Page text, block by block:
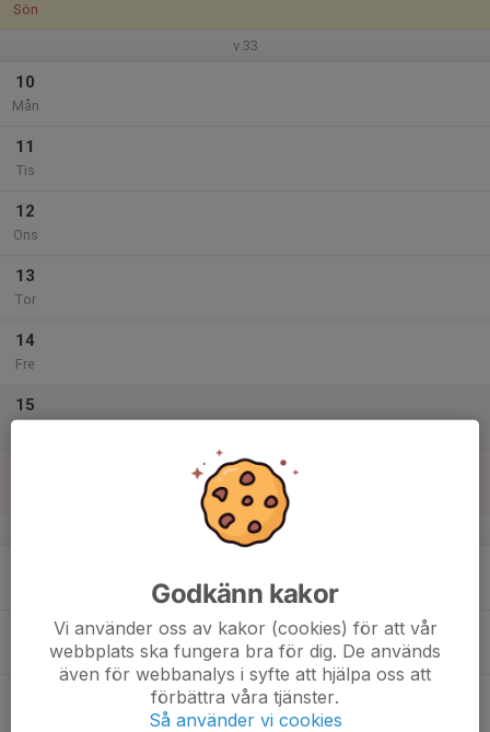
Sön
v.33
10
Mån
11
Tis
12
Ons
13
Tor
14
Fre
15
v.34
Godkänn kakor
Vi använder oss av kakor (cookies) för att vår
webbplats ska fungera bra för dig. De används
även för webbanalys i syfte att hjälpa oss att
förbättra våra tjänster.
Så använder vi cookies